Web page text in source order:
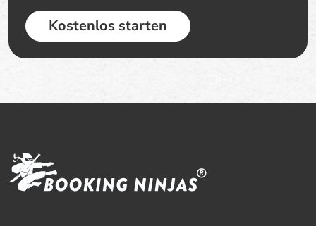
Kostenlos starten